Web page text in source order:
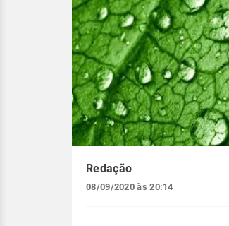
Redação
08/09/2020 às 20:14